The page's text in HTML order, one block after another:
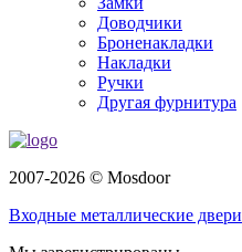
Доводчики
Броненакладки
Накладки
Ручки
Другая фурнитура
2007-2026 © Mosdoor
Входные металлические двери